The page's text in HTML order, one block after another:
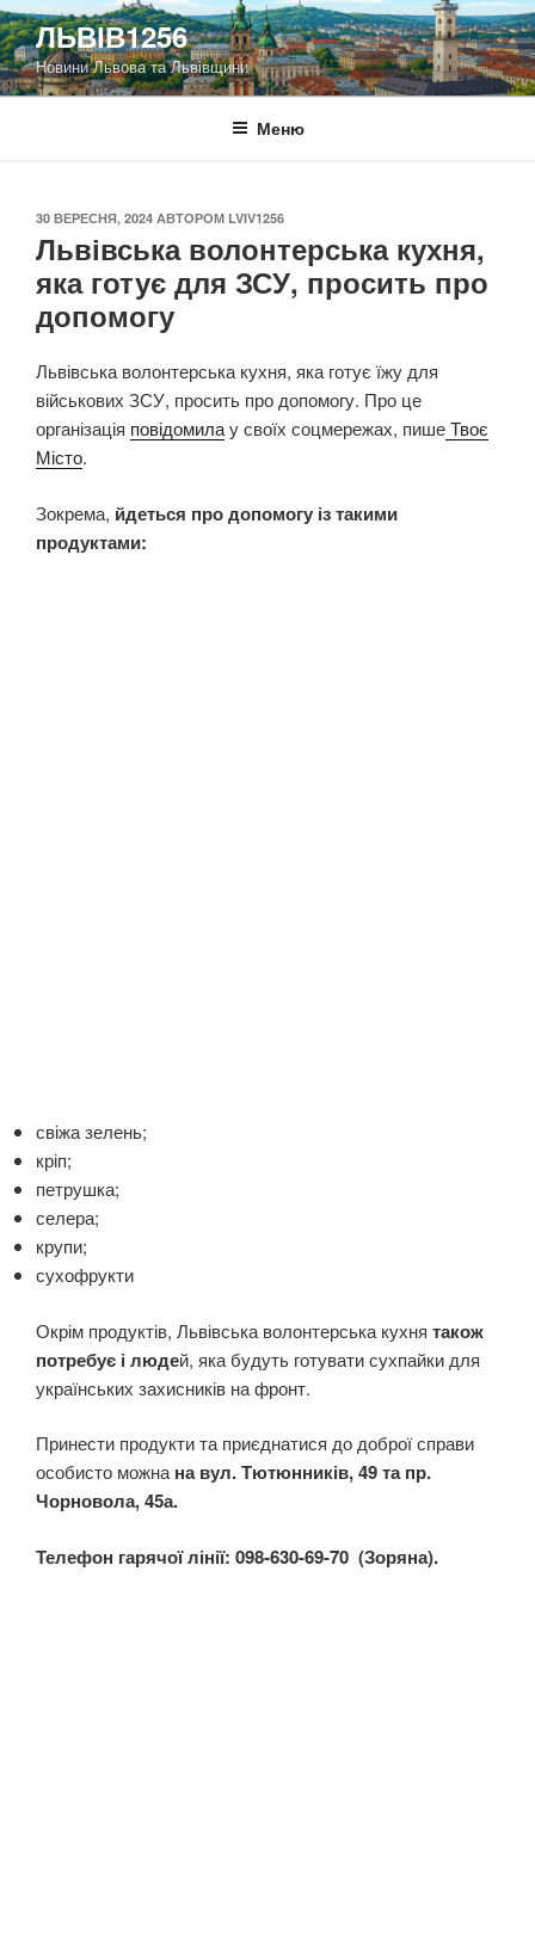
Перейти
до
вмісту
ЛЬВІВ1256
Новини Львова та Львівщини
Меню
ОПУБЛІКОВАНО
30 ВЕРЕСНЯ, 2024 АВТОРОМ LVIV1256
Львівська волонтерська кухня,
яка готує для ЗСУ, просить про
допомогу
Львівська волонтерська кухня, яка готує їжу для
військових ЗСУ, просить про допомогу. Про це
організація повідомилау своїх соцмережах, пишеТвоє
Місто.
Зокрема, йдеться про допомогу із такими
продуктами:
свіжа зелень;
кріп;
петрушка;
селера;
крупи;
сухофрукти
Окрім продуктів, Львівська волонтерська кухня також
потребує і людей, яка будуть готувати сухпайки для
українських захисників на фронт.
Принести продукти та приєднатися до доброї справи
особисто можнана вул. Тютюнників, 49 та пр.
Чорновола, 45а.
Телефон гарячої лінії: 098-630-69-70 (Зоряна).